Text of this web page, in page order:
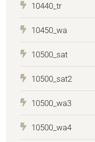
10440_tr
10450_wa
10500_sat
10500_sat2
10500_wa3
10500_wa4